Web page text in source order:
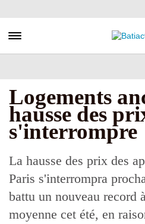
au
principal
Toggle navigation
Logements
hausse des
s'interrompre
La hausse des prix des
Paris s'interrompra
battu un nouveau record
moyenne cet été, en